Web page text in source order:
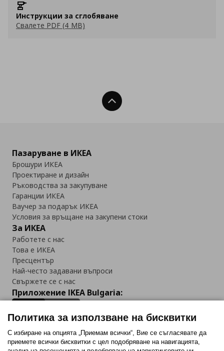
Инструкции за сглобяване
Свалете PDF (4 MB)
Нагоре
Пазаруване в ИКЕА
Брошури ИКЕА
Проектиране и дизайн
Ръководства за закупуване
Гаранции ИКЕА
Ваучер за подарък ИКЕА
Условия за връщане на закупени стоки
За ИКЕА
Работете с нас
Това е ИКЕА
Пресцентър
Най-често задавани въпроси
Свържете се с нас
Приложение IKEA Bulgaria:
Последвайте ни:
Политика за използване на бисквитки
С избиране на опцията „Приемам всички“, Вие се съгласявате да
приемете всички бисквитки с цел подобряване на навигацията,